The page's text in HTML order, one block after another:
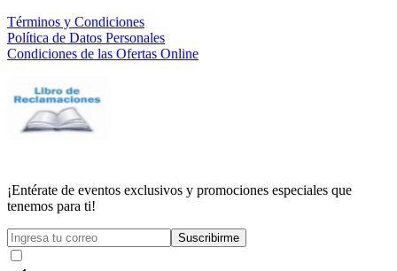
Términos y Condiciones
Política de Datos Personales
Condiciones de las Ofertas Online
¡Entérate de eventos exclusivos y promociones especiales que
tenemos para ti!
Suscribirme